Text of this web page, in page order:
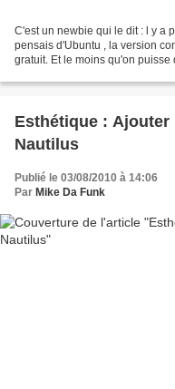
C'est un newbie qui le dit : l y a
pensais d'Ubuntu , la version
gratuit. Et le moins qu'on puisse
Esthétique : Ajouter
Nautilus
Publié le 03/08/2010 à 14:06
Par Mike Da Funk